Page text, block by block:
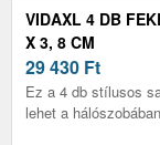
VIDAXL 4 DB
X 3, 8 CM
29 430 Ft
Ez a 4 db stílusos
lehet a